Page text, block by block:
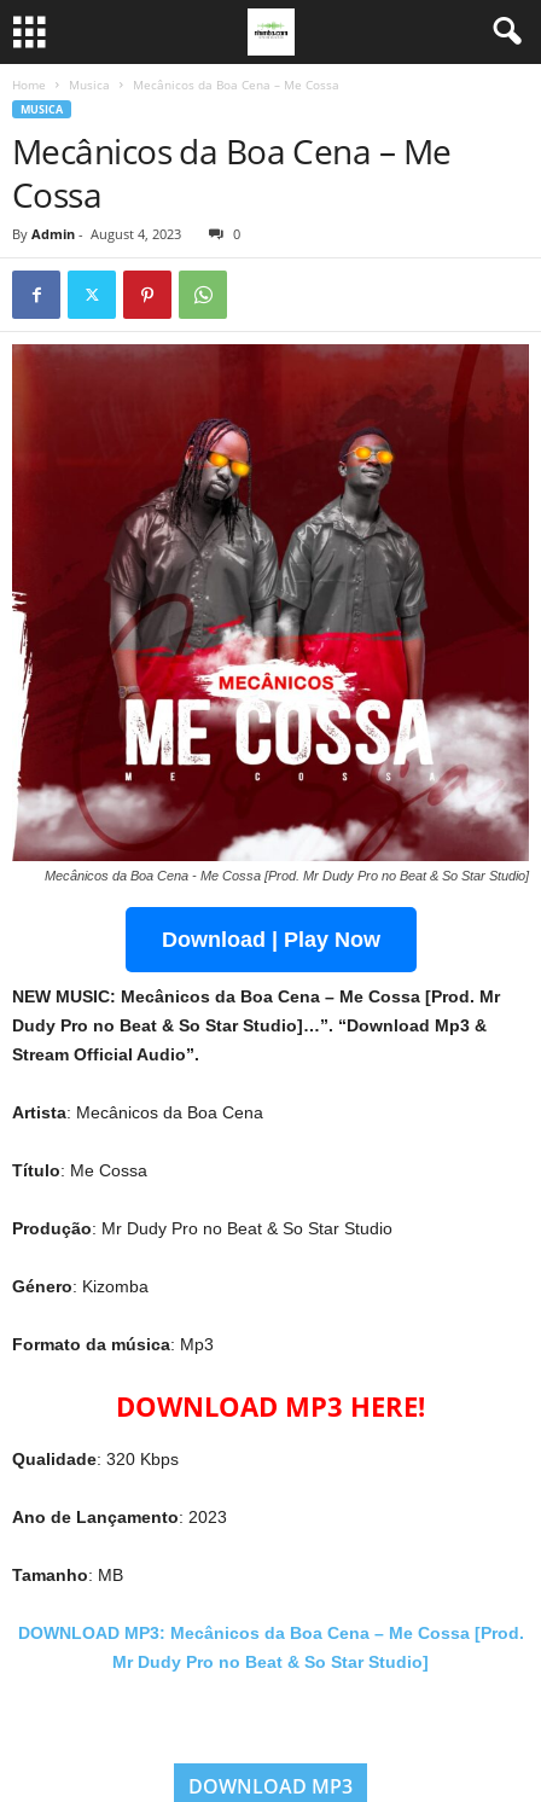
Home Musica Mecânicos da Boa Cena – Me Cossa
MUSICA
Mecânicos da Boa Cena – Me
Cossa
By Admin - August 4, 2023 0
Mecânicos da Boa Cena - Me Cossa [Prod. Mr Dudy Pro no Beat & So Star Studio]
Download | Play Now
NEW MUSIC: Mecânicos da Boa Cena – Me Cossa [Prod. Mr
Dudy Pro no Beat & So Star Studio]…”. “Download Mp3 &
Stream Official Audio”.
Artista: Mecânicos da Boa Cena
Título: Me Cossa
Produção: Mr Dudy Pro no Beat & So Star Studio
Género: Kizomba
Formato da música: Mp3
DOWNLOAD MP3 HERE!
Qualidade: 320 Kbps
Ano de Lançamento: 2023
Tamanho: MB
DOWNLOAD MP3: Mecânicos da Boa Cena – Me Cossa [Prod.
Mr Dudy Pro no Beat & So Star Studio]
DOWNLOAD MP3